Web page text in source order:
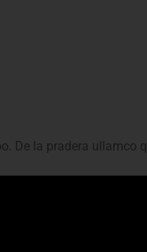
De la pradera ullamco